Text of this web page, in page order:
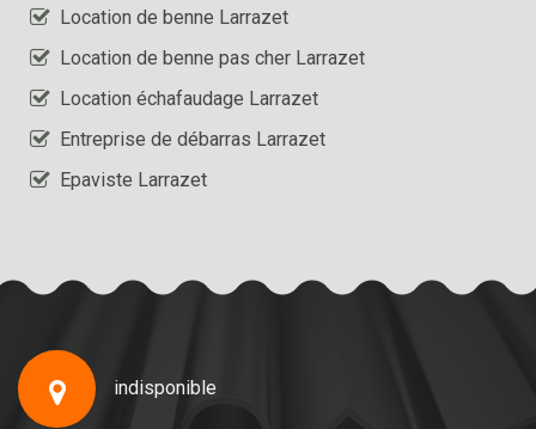
Location de benne Larrazet
Location de benne pas cher Larrazet
Location échafaudage Larrazet
Entreprise de débarras Larrazet
Epaviste Larrazet
indisponible